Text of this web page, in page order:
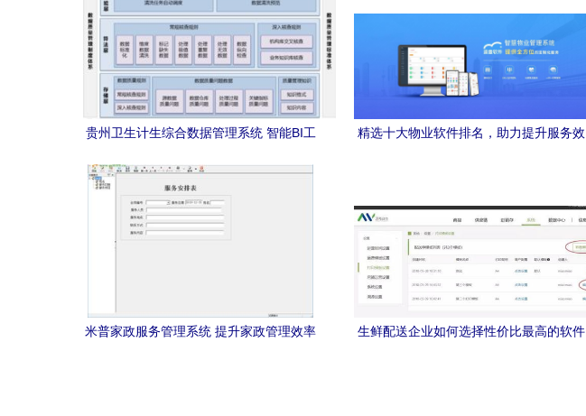
贵州卫生计生综合数据管理系统 智能BI工
精选十大物业软件排名，助力提升服务效
米普家政服务管理系统 提升家政管理效率
生鲜配送企业如何选择性价比最高的软件